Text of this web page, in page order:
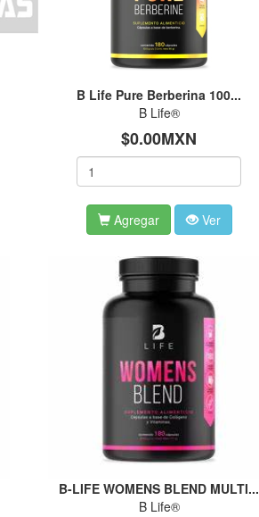
B Life Pure Berberina 100...
B Life®
$0.00MXN
Agregar Ver
B-LIFE WOMENS BLEND MULTI...
B Life®